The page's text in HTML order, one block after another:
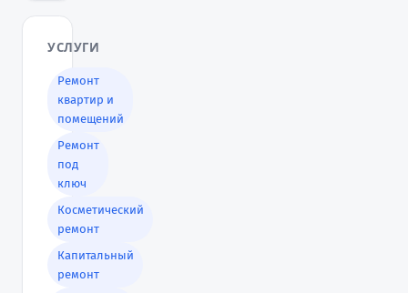
УСЛУГИ
Ремонт
квартир и
помещений
Ремонт
под
ключ
Косметический
ремонт
Капитальный
ремонт